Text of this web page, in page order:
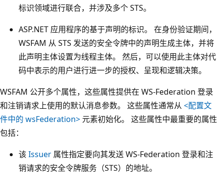
标识领域进行联合，并涉及多个 STS。
ASP.NET 应用程序的基于声明的标识。 在身份验证期间，
WSFAM 从 STS 发送的安全令牌中的声明生成主体，并将
此声明主体设置为线程主体。 然后，可以使用此主体对代
码中表示的用户进行进一步的授权、呈现和逻辑决策。
WSFAM 公开多个属性，这些属性提供在 WS-Federation 登录
和注销请求上使用的默认消息参数。 这些属性通常从 <配置文
件中的 wsFederation> 元素初始化。 这些属性中最重要的属性
包括：
该 Issuer 属性指定要向其发送 WS-Federation 登录和注
销请求的安全令牌服务（STS）的地址。